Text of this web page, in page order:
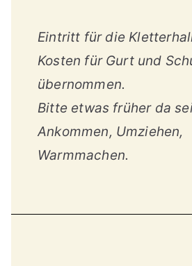
Eintritt für die
Kosten für Gurt und
übernommen.
Bitte etwas früher da
Ankommen, Umziehen,
Warmmachen.